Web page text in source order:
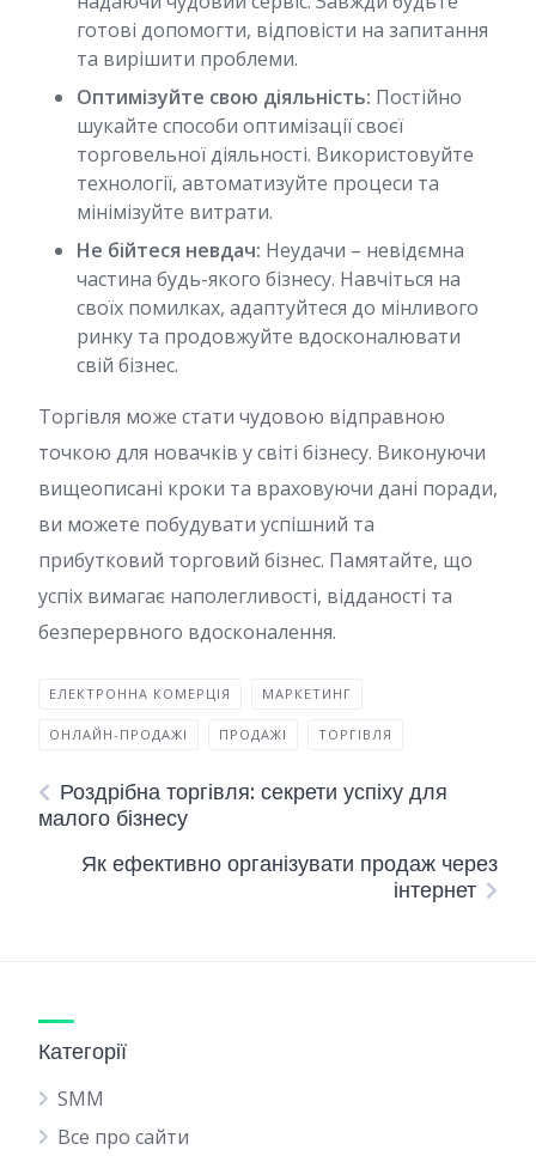
готові допомогти, відповісти на запитання
та вирішити проблеми.
Оптимізуйте свою діяльність: Постійно
шукайте способи оптимізації своєї
торговельної діяльності. Використовуйте
технології, автоматизуйте процеси та
мінімізуйте витрати.
Не бійтеся невдач: Неудачи – невідємна
частина будь-якого бізнесу. Навчіться на
своїх помилках, адаптуйтеся до мінливого
ринку та продовжуйте вдосконалювати
свій бізнес.
Торгівля може стати чудовою відправною
точкою для новачків у світі бізнесу. Виконуючи
вищеописані кроки та враховуючи дані поради,
ви можете побудувати успішний та
прибутковий торговий бізнес. Памятайте, що
успіх вимагає наполегливості, відданості та
безперервного вдосконалення.
ЕЛЕКТРОННА КОМЕРЦІЯ МАРКЕТИНГ
ОНЛАЙН-ПРОДАЖІ ПРОДАЖІ ТОРГІВЛЯ
Роздрібна торгівля: секрети успіху для
малого бізнесу
Як ефективно організувати продаж через
інтернет
Категорії
SMM
Все про сайти